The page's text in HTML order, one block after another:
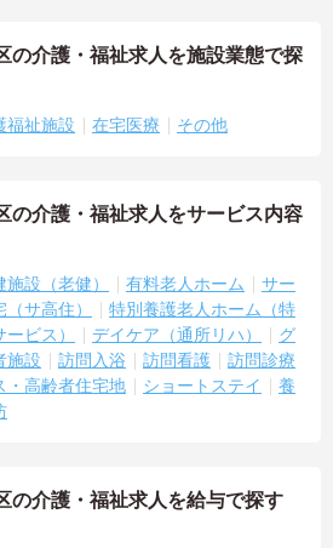
の介護・福祉求人を施設業態で探
福祉施設 在宅医療 その他
の介護・福祉求人をサービス内容
設（老健） 有料老人ホーム
サー
サ高住）
特別養護老人ホーム（特
ビス） デイケア（通所リハ）
グ
施設 訪問入浴 訪問看護
訪問診療
・高齢者住宅地 ショートステイ
養
の介護・福祉求人を給与で探す